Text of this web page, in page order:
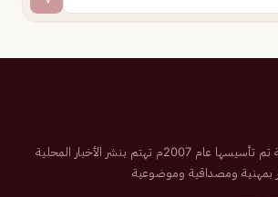
صحيفة إلكترونية سعودية تم تأسيسها عام 2007م تهتم بنشر الأخبار المحلية
بمهنية ومصداقية وموضوعية